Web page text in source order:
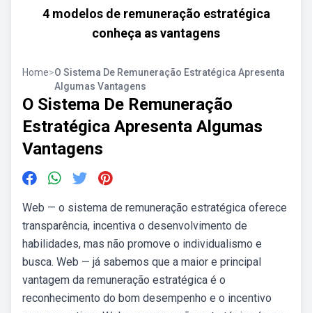
4 modelos de remuneração estratégica
conheça as vantagens
Home>O Sistema De Remuneração Estratégica Apresenta
Algumas Vantagens
O Sistema De Remuneração
Estratégica Apresenta Algumas
Vantagens
Web — o sistema de remuneração estratégica oferece
transparência, incentiva o desenvolvimento de
habilidades, mas não promove o individualismo e
busca. Web — já sabemos que a maior e principal
vantagem da remuneração estratégica é o
reconhecimento do bom desempenho e o incentivo